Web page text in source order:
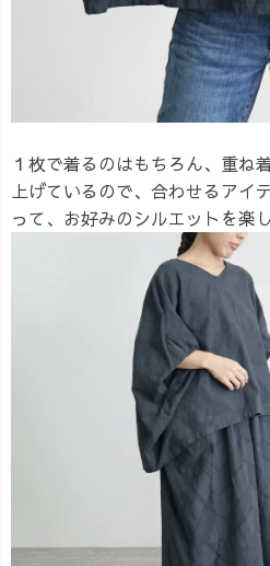
１枚で着るのはもちろん、重ね
上げているので、合わせるアイ
って、お好みのシルエットを楽